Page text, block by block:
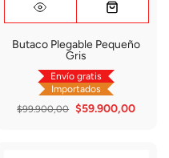
Butaco Plegable Pequeño
Gris
Envío gratis
Importados
$99.900,00 $59.900,00